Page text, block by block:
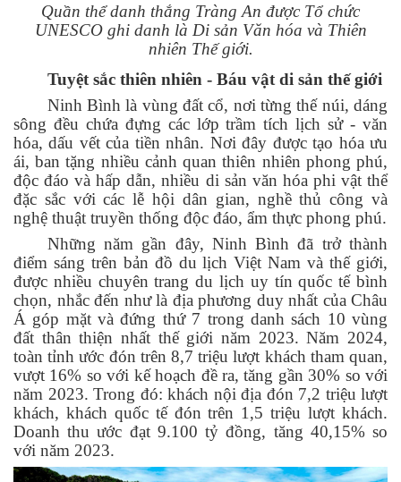
Quần thể danh thắng Tràng An được Tổ chức
UNESCO ghi danh là Di sản Văn hóa và Thiên
nhiên Thế giới.
Tuyệt sắc thiên nhiên - Báu vật di sản thế giới
Ninh Bình là vùng đất cổ, nơi từng thế núi, dáng
sông đều chứa đựng các lớp trầm tích lịch sử - văn
hóa, dấu vết của tiền nhân. Nơi đây được tạo hóa ưu
ái, ban tặng nhiều cảnh quan thiên nhiên phong phú,
độc đáo và hấp dẫn, nhiều di sản văn hóa phi vật thể
đặc sắc với các lễ hội dân gian, nghề thủ công và
nghệ thuật truyền thống độc đáo, ẩm thực phong phú.
Những năm gần đây, Ninh Bình đã trở thành
điểm sáng trên bản đồ du lịch Việt Nam và thế giới,
được nhiều chuyên trang du lịch uy tín quốc tế bình
chọn, nhắc đến như là địa phương duy nhất của Châu
Á góp mặt và đứng thứ 7 trong danh sách 10 vùng
đất thân thiện nhất thế giới năm 2023.Năm 2024,
toàn tỉnh ước đón trên 8,7 triệu lượt khách tham quan,
vượt 16% so với kế hoạch đề ra, tăng gần 30% so với
năm 2023. Trong đó: khách nội địa đón 7,2 triệu lượt
khách, khách quốc tế đón trên 1,5 triệu lượt khách.
Doanh thu ước đạt 9.100 tỷ đồng, tăng 40,15% so
với năm 2023.